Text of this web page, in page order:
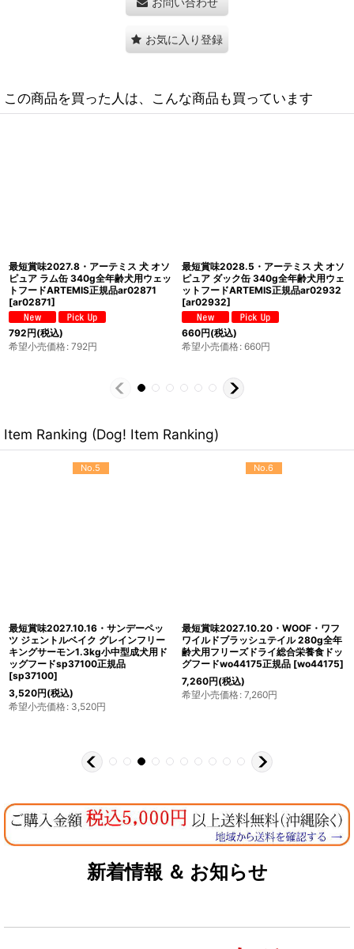
お気に入り登録
この商品を買った人は、こんな商品も買っています
最短賞味2028.11・アーテミス 猫 オ
ソピュア ツナ缶 85g缶 全年齢猫用ウ
ェット総合栄養食ARTEMIS正規品
ar02253 [
418円(税込)
希望小売価格
最短賞味2028.12・アーテミス 猫 オ
ソピュア ツナ＆チキン缶 85g缶 全年
齢対応ウェット 総合栄養食グレインフ
リーARTEMIS正規品ar02277
[ar02277]
418円(税込)
希望小売価格: 418円
Item Ranking (Dog! Item Ranking)
No.5
最短賞味2027.10.16・サンデーペッ
ツ ジェントルベイク グレインフリー
キングサーモン1.3kg小中型成犬用ド
ッグフードsp37100正規品
[sp37100]
3,520円(税込)
希望小売価格: 3,520円
No.6
最短賞味2027.10.20・WOOF・ワフ
ワイルドブラッシュテイル 280g全年
齢犬用フリーズドライ総合栄養食ドッ
グフードwo44175正規品 [wo44175]
7,260円(税込)
希望小売価格: 7,260円
新着情報 ＆ お知らせ